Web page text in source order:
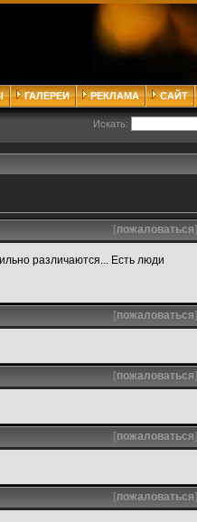
ГАЛЕРЕИ РЕКЛАМА САЙТ
Искать:
[пожаловаться]
различаются... Есть люди
[пожаловаться]
[пожаловаться]
[пожаловаться]
[пожаловаться]